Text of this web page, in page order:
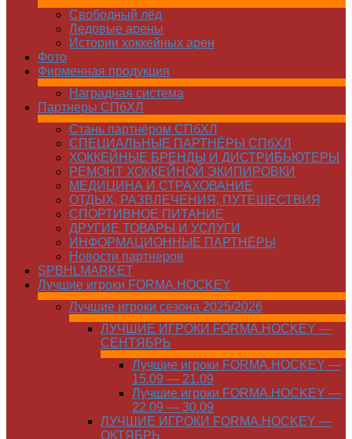
Свободный лёд
Ледовые арены
Истории хоккейных арен
Фото
Фирменная продукция
Наградная система
Партнеры СПбХЛ
Стань партнёром СПбХЛ
СПЕЦИАЛЬНЫЕ ПАРТНЁРЫ СПбХЛ
ХОККЕЙНЫЕ БРЕНДЫ И ДИСТРИБЬЮТЕРЫ
РЕМОНТ ХОККЕЙНОЙ ЭКИПИРОВКИ
МЕДИЦИНА И СТРАХОВАНИЕ
ОТДЫХ, РАЗВЛЕЧЕНИЯ, ПУТЕШЕСТВИЯ
СПОРТИВНОЕ ПИТАНИЕ
ДРУГИЕ ТОВАРЫ И УСЛУГИ
ИНФОРМАЦИОННЫЕ ПАРТНЁРЫ
Новости партнеров
SPBHLMARKET
Лучшие игроки FORMA.HOCKEY
Лучшие игроки сезона 2025/2026
ЛУЧШИЕ ИГРОКИ FORMA.HOCKEY —
СЕНТЯБРЬ
Лучшие игроки FORMA.HOCKEY —
15.09 — 21.09
Лучшие игроки FORMA.HOCKEY —
22.09 — 30.09
ЛУЧШИЕ ИГРОКИ FORMA.HOCKEY —
ОКТЯБРЬ